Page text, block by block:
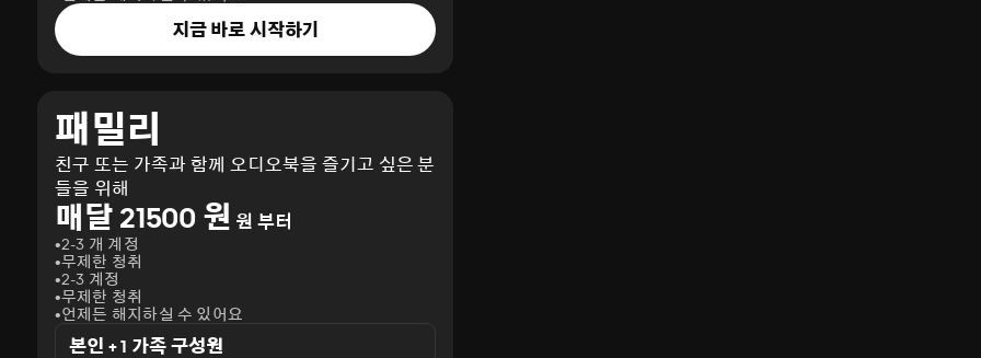
지금 바로 시작하기
패밀리
친구 또는 가족과 함께 오디오북을 즐기고 싶은 분
들을 위해
매달 21500 원 원 부터
2-3 개 계정
무제한 청취
2-3 계정
무제한 청취
언제든 해지하실 수 있어요
본인 + 1 가족 구성원